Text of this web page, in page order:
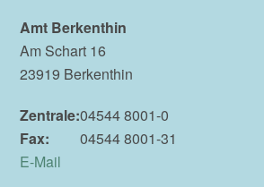
Amt Berkenthin
Am Schart 16
23919 Berkenthin
Zentrale:04544 8001-0
Fax:
04544 8001-31
E-Mail